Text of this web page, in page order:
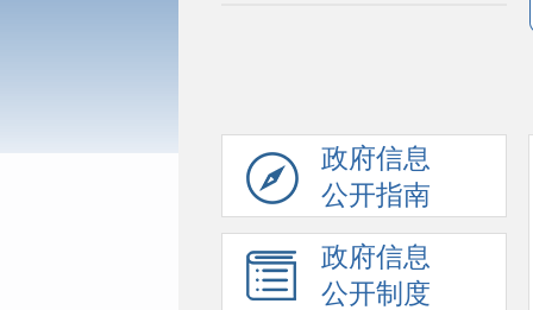
政府信息
公开指南
政府信息
公开制度